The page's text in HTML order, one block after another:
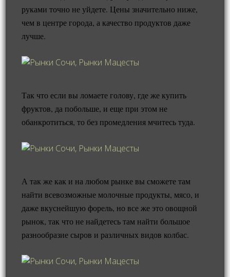
руками точно не уйдете. Цены значительно ниже,
чем в центре города, а качество продуктов даже
лучше.
Так что если вы ломаете голову, где же купить
фруктов, да побольше, и еще при этом не
обанкротиться, то без промедления мчитесь туда.
А так же как и на любом рынке вы сможете там
найти всевозможные молочные продукты, мясо, и
даже вкуснейшую форель, но все же это овощной
рынок, так что не найдетесь там найти большое
разнообразие сыров и различных видов колбас.